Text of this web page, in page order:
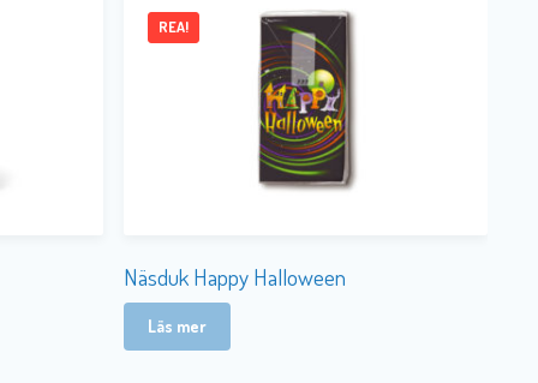
Näsduk Happy Halloween
REA!
Läs mer